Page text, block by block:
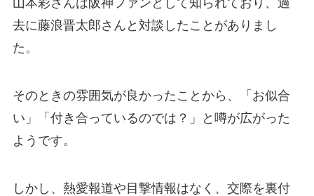
山本彩さんは阪神ファンとして知られており、過
去に藤浪晋太郎さんと対談したことがありまし
た。
そのときの雰囲気が良かったことから、「お似合
い」「付き合っているのでは？」と噂が広がった
ようです。
しかし、熱愛報道や目撃情報はなく、交際を裏付